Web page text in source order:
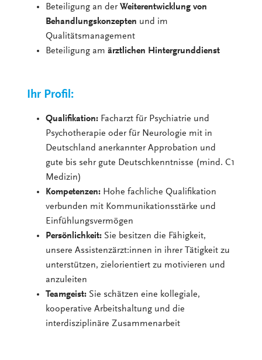
Beteiligung an derWeiterentwicklung von
Behandlungskonzepten und im
Qualitätsmanagement
Beteiligung amärztlichen Hintergrunddienst
Ihr Profil:
Qualifikation: Facharzt für Psychiatrie und
Psychotherapie oder für Neurologie mit in
Deutschland anerkannter Approbation und
gute bis sehr gute Deutschkenntnisse (mind. C1
Medizin)
Kompetenzen: Hohe fachliche Qualifikation
verbunden mit Kommunikationsstärke und
Einfühlungsvermögen
Persönlichkeit: Sie besitzen die Fähigkeit,
unsere Assistenzärzt:innen in ihrer Tätigkeit zu
unterstützen, zielorientiert zu motivieren und
anzuleiten
Teamgeist: Sie schätzen eine kollegiale,
kooperative Arbeitshaltung und die
interdisziplinäre Zusammenarbeit